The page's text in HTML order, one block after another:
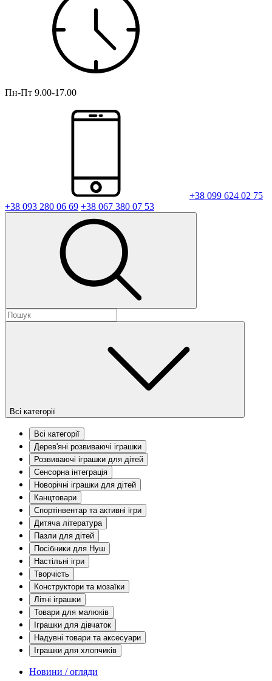
Пн-Пт 9.00-17.00
+38 099 624 02 75
+38 093 280 06 69 +38 067 380 07 53
Всі категорії
Всі категорії
Дерев'яні розвиваючі іграшки
Розвиваючі іграшки для дітей
Сенсорна інтеграція
Новорічні іграшки для дітей
Канцтовари
Спортінвентар та активні ігри
Дитяча література
Пазли для дітей
Посібники для Нуш
Настільні ігри
Творчість
Конструктори та мозаїки
Літні іграшки
Товари для малюків
Іграшки для дівчаток
Надувні товари та аксесуари
Іграшки для хлопчиків
Новини / огляди